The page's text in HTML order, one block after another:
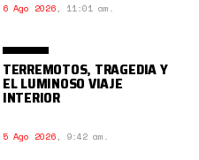
6 Ago 2026, 11:01 am.
TERREMOTOS, TRAGEDIA Y
EL LUMINOSO VIAJE
INTERIOR
5 Ago 2026, 9:42 am.